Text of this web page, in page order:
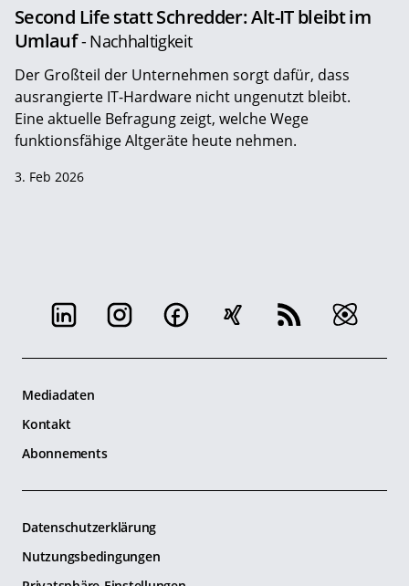
Second Life statt Schredder: Alt-IT bleibt im
Umlauf- Nachhaltigkeit
Der Großteil der Unternehmen sorgt dafür, dass
ausrangierte IT-Hardware nicht ungenutzt bleibt.
Eine aktuelle Befragung zeigt, welche Wege
funktionsfähige Altgeräte heute nehmen.
3. Feb 2026
Mediadaten
Kontakt
Abonnements
Datenschutzerklärung
Nutzungsbedingungen